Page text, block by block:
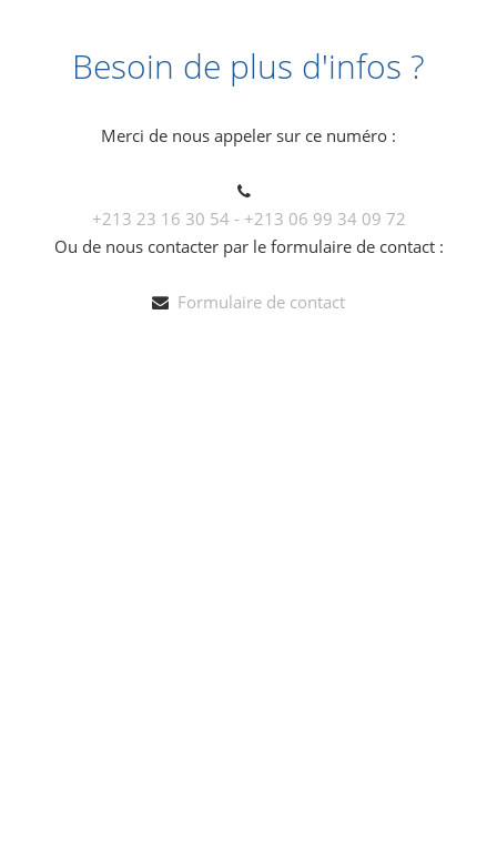
Besoin de plus d'infos ?
Merci de nous appeler sur ce numéro :
+213 23 16 30 54 - +213 06 99 34 09 72
Ou de nous contacter par le formulaire de contact :
Formulaire de contact